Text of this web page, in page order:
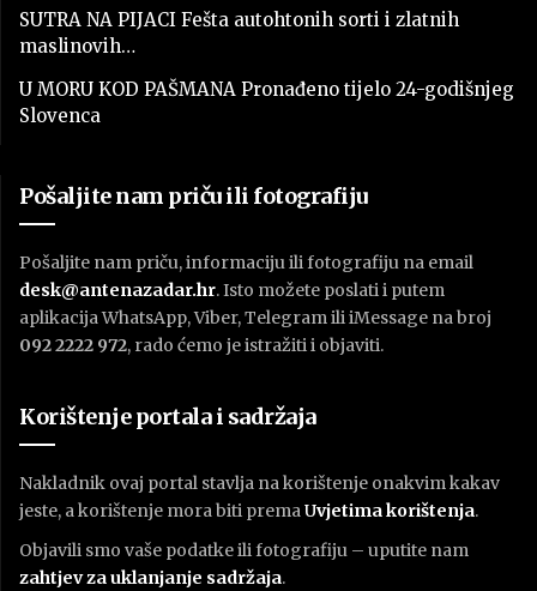
SUTRA NA PIJACI Fešta autohtonih sorti i zlatnih
maslinovih…
U MORU KOD PAŠMANA Pronađeno tijelo 24-godišnjeg
Slovenca
Pošaljite nam priču ili fotografiju
Pošaljite nam priču, informaciju ili fotografiju na email
desk@antenazadar.hr. Isto možete poslati i putem
aplikacija WhatsApp, Viber, Telegram ili iMessage na broj
092 2222 972, rado ćemo je istražiti i objaviti.
Korištenje portala i sadržaja
Nakladnik ovaj portal stavlja na korištenje onakvim kakav
jeste, a korištenje mora biti prema Uvjetima korištenja.
Objavili smo vaše podatke ili fotografiju – uputite nam
zahtjev za uklanjanje sadržaja.